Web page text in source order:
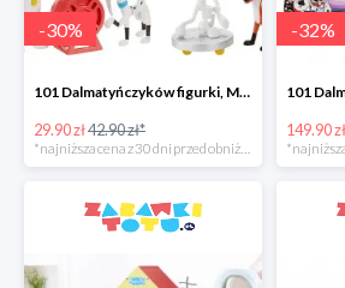
-30%
101 Dalmatyńczyków figurki, Mattel
29.90 zł42.90 zł*
-32%
149.90 zł